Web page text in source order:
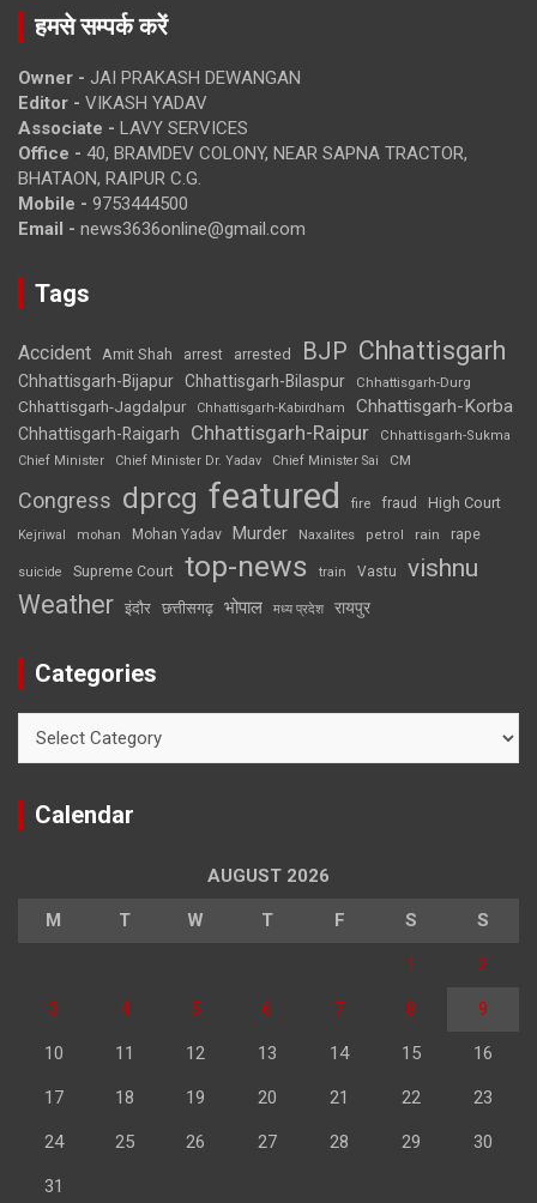
हमसे सम्पर्क करें
Owner - JAI PRAKASH DEWANGAN
Editor - VIKASH YADAV
Associate - LAVY SERVICES
Office - 40, BRAMDEV COLONY, NEAR SAPNA TRACTOR,
BHATAON, RAIPUR C.G.
Mobile - 9753444500
Email - news3636online@gmail.com
Tags
Accident Amit Shah arrest arrested BJP Chhattisgarh
Chhattisgarh-Bijapur Chhattisgarh-Bilaspur Chhattisgarh-Durg
Chhattisgarh-Jagdalpur Chhattisgarh-Kabirdham Chhattisgarh-Korba
Chhattisgarh-Raigarh Chhattisgarh-Raipur
Chhattisgarh-Sukma
Chief Minister
Chief Minister Dr. Yadav Chief Minister Sai CM
Congress dprcg featured fire fraud High Court
Kejriwal mohan Mohan Yadav Murder Naxalites petrol rain rape
suicide Supreme Court top-news train Vastu vishnu
Weather इंदौर छत्तीसगढ़ भोपाल मध्य प्रदेश रायपुर
Categories
Calendar
AUGUST 2026
M T W T F S S
1 2
3 4 5 6 7 8 9
10 11 12 13 14 15 16
17 18 19 20 21 22 23
24 25 26 27 28 29 30
31